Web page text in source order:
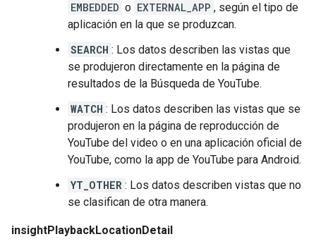
EMBEDDED o EXTERNAL_APP , según el tipo de
aplicación en la que se produzcan.
SEARCH : Los datos describen las vistas que
se produjeron directamente en la página de
resultados de la Búsqueda de YouTube.
WATCH : Los datos describen las vistas que se
produjeron en la página de reproducción de
YouTube del video o en una aplicación oficial de
YouTube, como la app de YouTube para Android.
YT_OTHER : Los datos describen vistas que no
se clasifican de otra manera.
insightPlaybackLocationDetail